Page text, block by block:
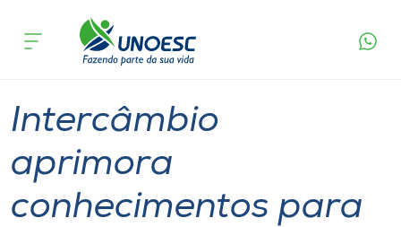
Cursos
Atendimento ao Estudante
acontece
Intercâmbio
aprimora
conhecimentos para